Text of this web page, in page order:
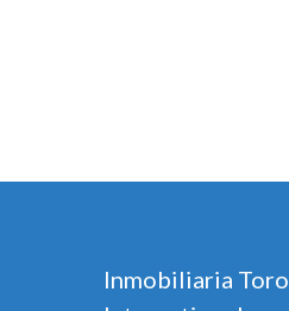
Inmobiliaria Toro